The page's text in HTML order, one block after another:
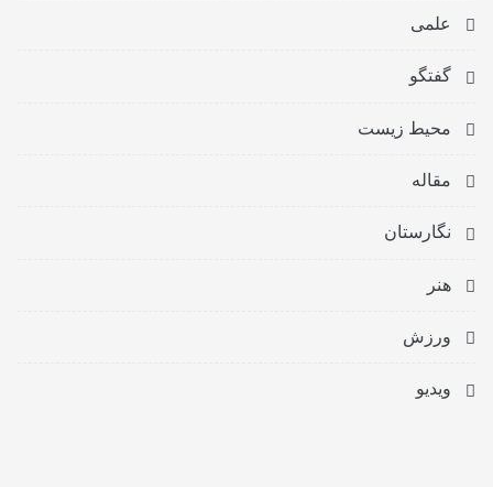
علمی
گفتگو
محیط زیست
مقاله
نگارستان
هنر
ورزش
ویدیو